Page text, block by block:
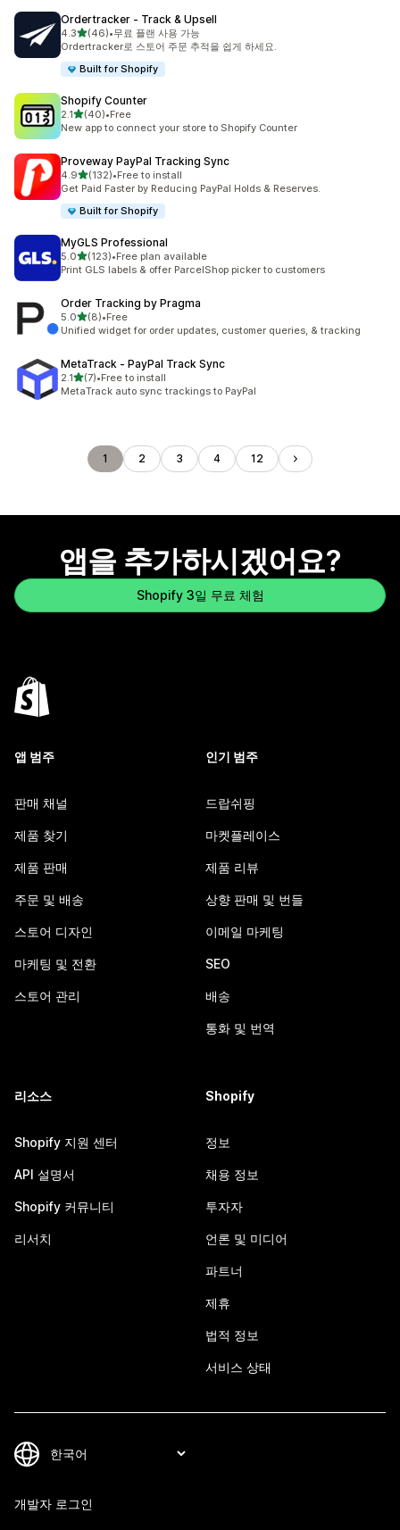
Ordertracker ‑ Track & Upsell
4.3별 5개 중
(46)
총 리뷰 46개
•무료 플랜 사용 가능
Ordertracker로 스토어 주문 추적을 쉽게 하세요.
Built for Shopify
Shopify Counter
2.1별 5개 중
(40)
총 리뷰 40개
•Free
New app to connect your store to Shopify Counter
Proveway PayPal Tracking Sync
4.9별 5개 중
(132)
총 리뷰 132개
•Free to install
Get Paid Faster by Reducing PayPal Holds & Reserves.
Built for Shopify
MyGLS Professional
5.0별 5개 중
(123)
총 리뷰 123개
•Free plan available
Print GLS labels & offer ParcelShop picker to customers
Order Tracking by Pragma
5.0별 5개 중
(8)
총 리뷰 8개
•Free
Unified widget for order updates, customer queries, & tracking
MetaTrack ‑ PayPal Track Sync
2.1별 5개 중
(7)
총 리뷰 7개
•Free to install
MetaTrack auto sync trackings to PayPal
1 2 3 4 12
앱을 추가하시겠어요?
Shopify 3일 무료 체험
앱 범주
판매 채널
제품 찾기
제품 판매
주문 및 배송
스토어 디자인
마케팅 및 전환
스토어 관리
인기 범주
드랍쉬핑
마켓플레이스
제품 리뷰
상향 판매 및 번들
이메일 마케팅
SEO
배송
통화 및 번역
리소스
Shopify 지원 센터
API 설명서
Shopify 커뮤니티
리서치
Shopify
정보
채용 정보
투자자
언론 및 미디어
파트너
제휴
법적 정보
서비스 상태
개발자 로그인